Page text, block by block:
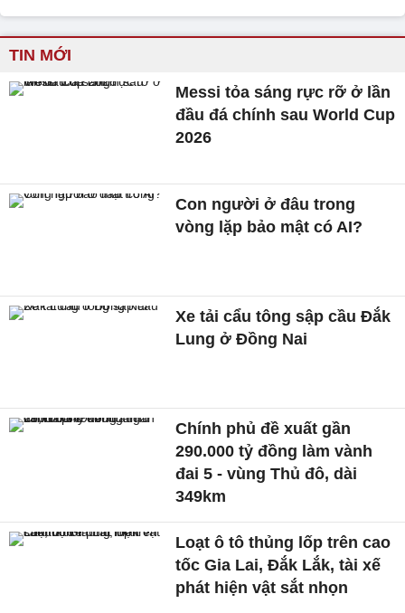
TIN MỚI
Messi tỏa sáng rực rỡ ở lần
đầu đá chính sau World Cup
2026
Con người ở đâu trong
vòng lặp bảo mật có AI?
Xe tải cẩu tông sập cầu Đắk
Lung ở Đồng Nai
Chính phủ đề xuất gần
290.000 tỷ đồng làm vành
đai 5 - vùng Thủ đô, dài
349km
Loạt ô tô thủng lốp trên cao
tốc Gia Lai, Đắk Lắk, tài xế
phát hiện vật sắt nhọn